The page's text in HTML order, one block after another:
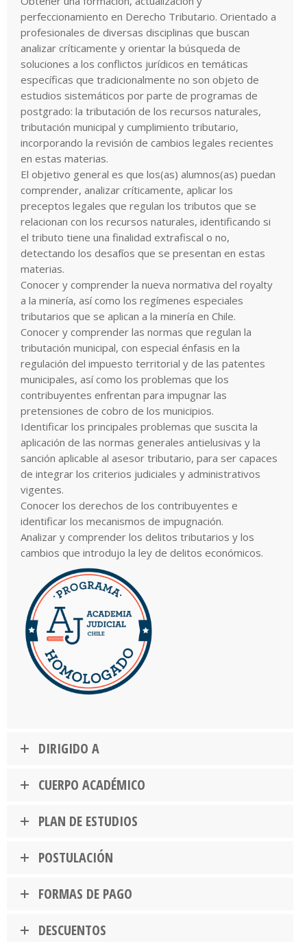
perfeccionamiento en Derecho Tributario. Orientado a
profesionales de diversas disciplinas que buscan
analizar críticamente y orientar la búsqueda de
soluciones a los conflictos jurídicos en temáticas
específicas que tradicionalmente no son objeto de
estudios sistemáticos por parte de programas de
postgrado: la tributación de los recursos naturales,
tributación municipal y cumplimiento tributario,
incorporando la revisión de cambios legales recientes
en estas materias.
El objetivo general es que los(as) alumnos(as) puedan
comprender, analizar críticamente, aplicar los
preceptos legales que regulan los tributos que se
relacionan con los recursos naturales, identificando si
el tributo tiene una finalidad extrafiscal o no,
detectando los desafíos que se presentan en estas
materias.
Conocer y comprender la nueva normativa del royalty
a la minería, así como los regímenes especiales
tributarios que se aplican a la minería en Chile.
Conocer y comprender las normas que regulan la
tributación municipal, con especial énfasis en la
regulación del impuesto territorial y de las patentes
municipales, así como los problemas que los
contribuyentes enfrentan para impugnar las
pretensiones de cobro de los municipios.
Identificar los principales problemas que suscita la
aplicación de las normas generales antielusivas y la
sanción aplicable al asesor tributario, para ser capaces
de integrar los criterios judiciales y administrativos
vigentes.
Conocer los derechos de los contribuyentes e
identificar los mecanismos de impugnación.
Analizar y comprender los delitos tributarios y los
cambios que introdujo la ley de delitos económicos.
DIRIGIDO A
CUERPO ACADÉMICO
PLAN DE ESTUDIOS
POSTULACIÓN
FORMAS DE PAGO
DESCUENTOS